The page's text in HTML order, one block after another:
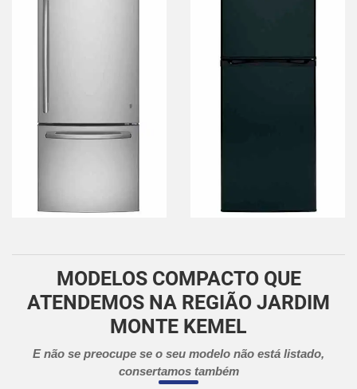
MODELOS COMPACTO QUE
ATENDEMOS NA REGIÃO JARDIM
MONTE KEMEL
E não se preocupe se o seu modelo não está listado,
consertamos também